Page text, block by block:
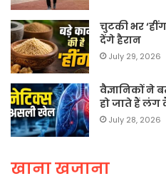
चुटकी भर
देंगे हैरान
July 29, 2026
वैज्ञानिकों ने
हो जाते हैं लंग
July 28, 2026
खाना खजाना